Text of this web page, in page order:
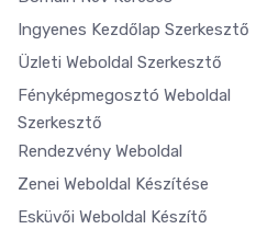
Ingyenes Kezdőlap Szerkesztő
Üzleti Weboldal Szerkesztő
Fényképmegosztó Weboldal
Szerkesztő
Rendezvény Weboldal
Zenei Weboldal Készítése
Esküvői Weboldal Készítő